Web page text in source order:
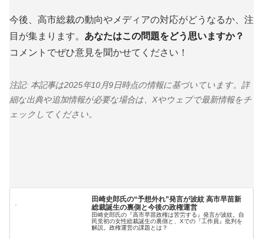
今後、高市総裁の動向やメディアの対応がどうなるか、注
目が集まります。 あなたはこの問題をどう思いますか？
コメントでぜひ意見を聞かせてください！
注記: 本記事は2025年10月9日時点の情報に基づいています。詳
細な出典や追加情報が必要な場合は、Xやウェブで最新情報をチ
ェックしてください。
田崎史郎氏の“予想外れ”発言が波紋 高市早苗新
総裁誕生の裏側と今後の政権運営
田崎史郎氏の『高市早苗政権は苦労する』発言が波紋。自
民党初の女性総裁誕生の裏側と、Xでの『工作員』批判を
解説。政権運営の課題とは？